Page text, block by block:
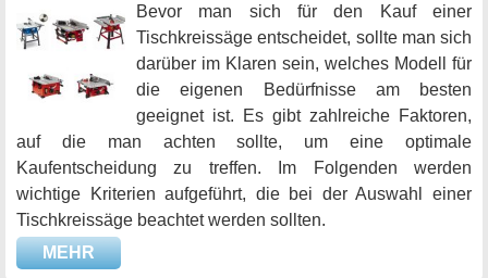
Bevor man sich für den Kauf einer
Tischkreissäge entscheidet, sollte man sich
darüber im Klaren sein, welches Modell für
die eigenen Bedürfnisse am besten
geeignet ist. Es gibt zahlreiche Faktoren,
auf die man achten sollte, um eine optimale
Kaufentscheidung zu treffen. Im Folgenden werden
wichtige Kriterien aufgeführt, die bei der Auswahl einer
Tischkreissäge beachtet werden sollten.
MEHR